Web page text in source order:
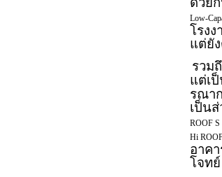
Low-
โรง
แต่ยั
รวม
แต่เ
รณา
เป็น
ROOF S
Hi
อาค
โจทย์